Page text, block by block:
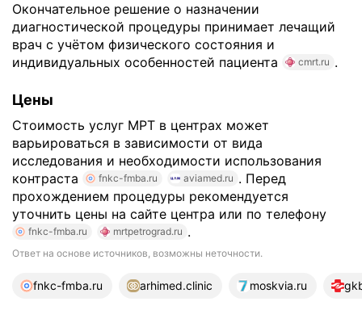
Окончательное решение о назначении
диагностической процедуры принимает лечащий
врач с учётом физического состояния и
индивидуальных особенностей пациента
cmrt.ru .
Цены
Стоимость услуг МРТ в центрах может
варьироваться в зависимости от вида
исследования и необходимости использования
контраста
fnkc-fmba.ru aviamed.ru . Перед
прохождением процедуры рекомендуется
уточнить цены на сайте центра или по телефону
fnkc-fmba.ru mrtpetrograd.ru .
Ответ на основе источников, возможны неточности.
22 источника
fnkc-fmba.ru arhimed.clinic moskvia.ru